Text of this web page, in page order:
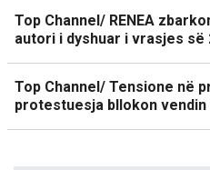
Top Channel/ RENEA
autori i dyshuar i vrasjes
Top Channel/ Tensione në
protestuesja bllokon